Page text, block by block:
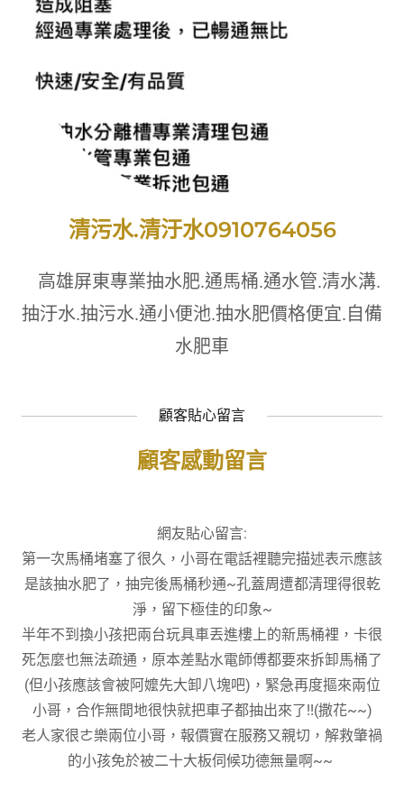
清污水.清汙水0910764056
高雄屏東專業抽水肥.通馬桶.通水管.清水溝.
抽汙水.抽污水.通小便池.抽水肥價格便宜.自備
水肥車
顧客貼心留言
顧客感動留言
網友貼心留言:
第一次馬桶堵塞了很久，小哥在電話裡聽完描述表示應該
是該抽水肥了，抽完後馬桶秒通~孔蓋周遭都清理得很乾
淨，留下極佳的印象~
半年不到換小孩把兩台玩具車丟進樓上的新馬桶裡，卡很
死怎麼也無法疏通，原本差點水電師傅都要來拆卸馬桶了
(但小孩應該會被阿嬤先大卸八塊吧)，緊急再度摳來兩位
小哥，合作無間地很快就把車子都抽出來了!!(撒花~~)
老人家很ㄜ樂兩位小哥，報價實在服務又親切，解救肇禍
的小孩免於被二十大板伺候功德無量啊~~